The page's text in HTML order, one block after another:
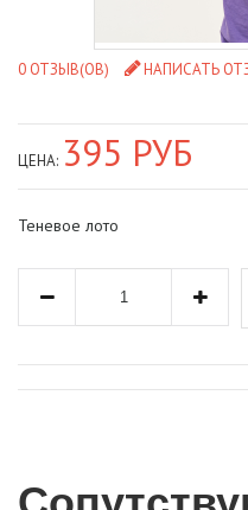
0 ОТЗЫВ(ОВ) НАПИСАТЬ
ЦЕНА: 395 РУБ
Теневое лото